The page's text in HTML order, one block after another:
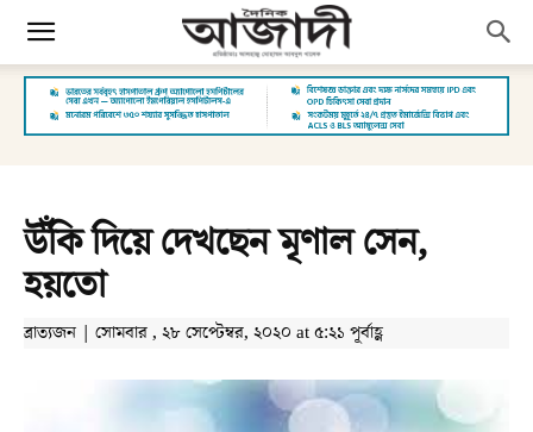
উঁকি দিয়ে দেখছেন মৃণাল সেন,
হয়তো
ব্রাত্যজন | সোমবার , ২৮ সেপ্টেম্বর, ২০২০ at ৫:২১ পূর্বাহ্ণ